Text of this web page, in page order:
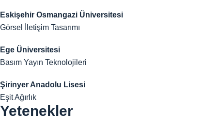
Eskişehir Osmangazi Üniversitesi
Görsel İletişim Tasarımı
Ege Üniversitesi
Basım Yayın Teknolojileri
Şirinyer Anadolu Lisesi
Eşit Ağırlık
Yetenekler